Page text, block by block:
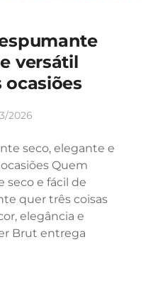
versátil
2026
seco, elegante e
Quem
seco e fácil de
quer três coisas
elegância e
Brut entrega